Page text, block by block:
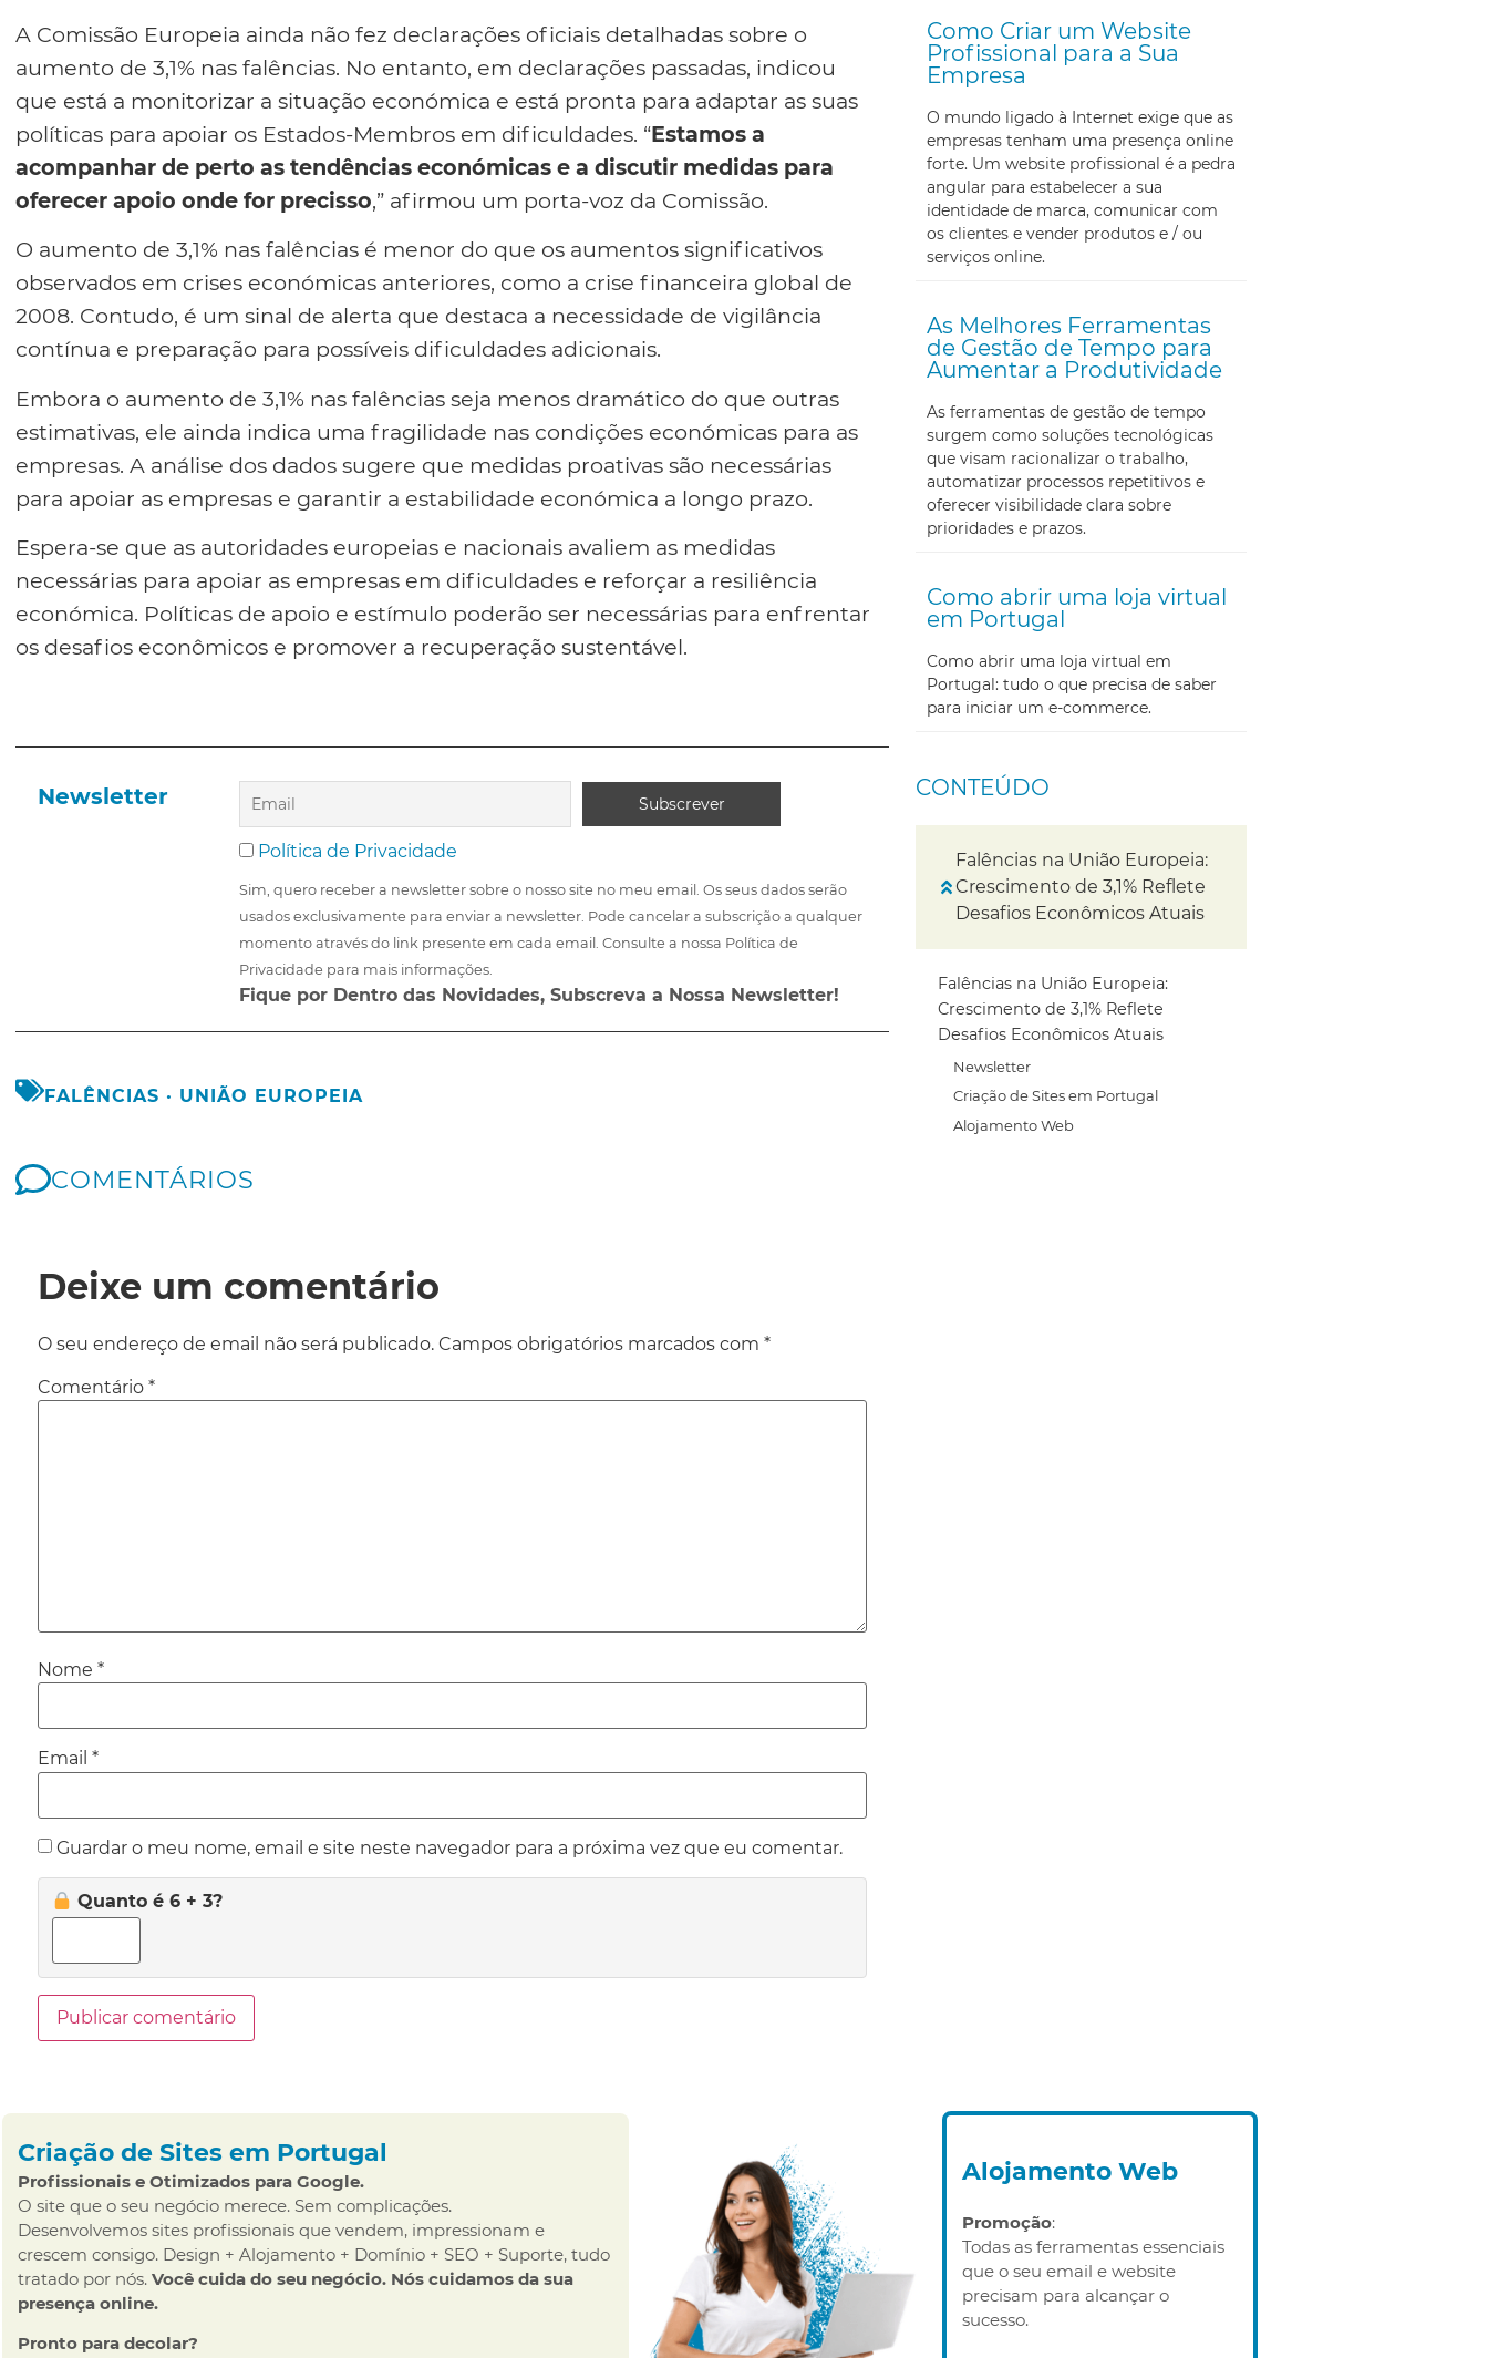
A Comissão Europeia ainda não fez declarações oficiais detalhadas sobre o
aumento de 3,1% nas falências. No entanto, em declarações passadas, indicou
que está a monitorizar a situação económica e está pronta para adaptar as suas
políticas para apoiar os Estados-Membros em dificuldades. “Estamos a
acompanhar de perto as tendências económicas e a discutir medidas para
oferecer apoio onde for precisso,” afirmou um porta-voz da Comissão.
O aumento de 3,1% nas falências é menor do que os aumentos significativos
observados em crises económicas anteriores, como a crise financeira global de
2008. Contudo, é um sinal de alerta que destaca a necessidade de vigilância
contínua e preparação para possíveis dificuldades adicionais.
Embora o aumento de 3,1% nas falências seja menos dramático do que outras
estimativas, ele ainda indica uma fragilidade nas condições económicas para as
empresas. A análise dos dados sugere que medidas proativas são necessárias
para apoiar as empresas e garantir a estabilidade económica a longo prazo.
Espera-se que as autoridades europeias e nacionais avaliem as medidas
necessárias para apoiar as empresas em dificuldades e reforçar a resiliência
económica. Políticas de apoio e estímulo poderão ser necessárias para enfrentar
os desafios econômicos e promover a recuperação sustentável.
Newsletter
Política de Privacidade
Sim, quero receber a newsletter sobre o nosso site no meu email. Os seus dados serão
usados exclusivamente para enviar a newsletter. Pode cancelar a subscrição a qualquer
momento através do link presente em cada email. Consulte a nossa Política de
Privacidade para mais informações.
Fique por Dentro das Novidades, Subscreva a Nossa Newsletter!
FALÊNCIAS · UNIÃO EUROPEIA
COMENTÁRIOS
Deixe um comentário
O seu endereço de email não será publicado. Campos obrigatórios marcados com *
Comentário *
Nome *
Email *
Guardar o meu nome, email e site neste navegador para a próxima vez que eu comentar.
Quanto é 6 + 3?
Como Criar um Website
Profissional para a Sua
Empresa
O mundo ligado à Internet exige que as
empresas tenham uma presença online
forte. Um website profissional é a pedra
angular para estabelecer a sua
identidade de marca, comunicar com
os clientes e vender produtos e / ou
serviços online.
As Melhores Ferramentas
de Gestão de Tempo para
Aumentar a Produtividade
As ferramentas de gestão de tempo
surgem como soluções tecnológicas
que visam racionalizar o trabalho,
automatizar processos repetitivos e
oferecer visibilidade clara sobre
prioridades e prazos.
Como abrir uma loja virtual
em Portugal
Como abrir uma loja virtual em
Portugal: tudo o que precisa de saber
para iniciar um e-commerce.
CONTEÚDO
Falências na União Europeia:
Crescimento de 3,1% Reflete
Desafios Econômicos Atuais
Falências na União Europeia:
Crescimento de 3,1% Reflete
Desafios Econômicos Atuais
Newsletter
Criação de Sites em Portugal
Alojamento Web
Criação de Sites em Portugal
Profissionais e Otimizados para Google.
O site que o seu negócio merece. Sem complicações.
Desenvolvemos sites profissionais que vendem, impressionam e
crescem consigo. Design + Alojamento + Domínio + SEO + Suporte, tudo
tratado por nós. Você cuida do seu negócio. Nós cuidamos da sua
presença online.
Pronto para decolar?
Alojamento Web
Promoção:
Todas as ferramentas essenciais
que o seu email e website
precisam para alcançar o
sucesso.